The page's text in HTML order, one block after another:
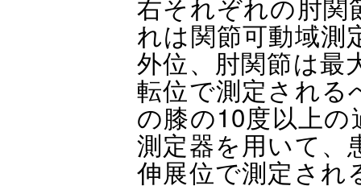
れは関節可動域測
外位、肘関節は最
転位で測定され
の膝の10度以上
測定器を用いて、
伸展位で測定され